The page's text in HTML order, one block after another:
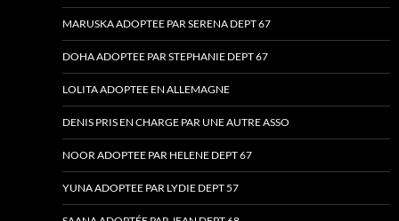
MARUSKA ADOPTEE PAR SERENA DEPT 67
DOHA ADOPTEE PAR STEPHANIE DEPT 67
LOLITA ADOPTEE EN ALLEMAGNE
DENIS PRIS EN CHARGE PAR UNE AUTRE ASSO
NOOR ADOPTEE PAR HELENE DEPT 67
YUNA ADOPTEE PAR LYDIE DEPT 57